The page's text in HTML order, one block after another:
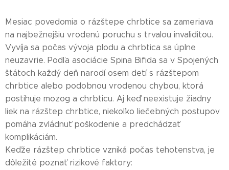
Mesiac povedomia o rázštepe chrbtice sa zameriava
na najbežnejšiu vrodenú poruchu s trvalou invaliditou.
Vyvíja sa počas vývoja plodu a chrbtica sa úplne
neuzavrie. Podľa asociácie Spina Bifida sa v Spojených
štátoch každý deň narodí osem detí s rázštepom
chrbtice alebo podobnou vrodenou chybou, ktorá
postihuje mozog a chrbticu. Aj keď neexistuje žiadny
liek na rázštep chrbtice, niekoľko liečebných postupov
pomáha zvládnuť poškodenie a predchádzať
komplikáciám.
Keďže rázštep chrbtice vzniká počas tehotenstva, je
dôležité poznať rizikové faktory: